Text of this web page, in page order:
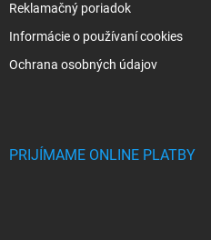
Reklamačný poriadok
Informácie o používaní cookies
Ochrana osobných údajov
PRIJÍMAME ONLINE PLATBY